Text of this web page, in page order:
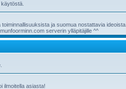
ja suomua nostattavia ideoista.
serverin ylläpitäjille ^^
ilmoitella asiasta!